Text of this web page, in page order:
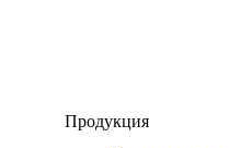
Продукция